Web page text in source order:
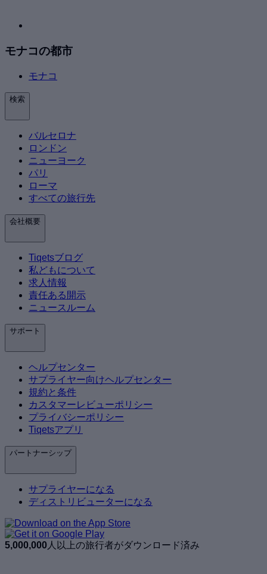
モナコの都市
モナコ
検索
バルセロナ
ロンドン
ニューヨーク
パリ
ローマ
すべての旅行先
会社概要
Tiqetsブログ
私どもについて
求人情報
責任ある開示
ニュースルーム
サポート
ヘルプセンター
サプライヤー向けヘルプセンター
規約と条件
カスタマーレビューポリシー
プライバシーポリシー
Tiqetsアプリ
パートナーシップ
サプライヤーになる
ディストリビューターになる
5,000,000 人以上の旅行者がダウンロード済み